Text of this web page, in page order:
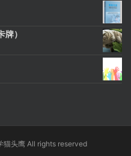
）
头鹰 All rights reserved